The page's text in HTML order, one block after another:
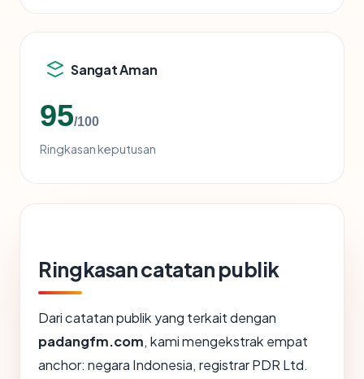
Sangat Aman
95/100
Ringkasan keputusan
Ringkasan catatan publik
Dari catatan publik yang terkait dengan
padangfm.com, kami mengekstrak empat
anchor: negara Indonesia, registrar PDR Ltd.